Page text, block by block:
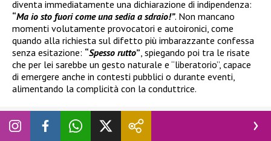
diventa immediatamente una dichiarazione di indipendenza:
“Ma io sto fuori come una sedia a sdraio!”. Non mancano
momenti volutamente provocatori e autoironici, come
quando alla richiesta sul difetto più imbarazzante confessa
senza esitazione: “Spesso rutto” , spiegando poi tra le risate
che per lei sarebbe un gesto naturale e “liberatorio”, capace
di emergere anche in contesti pubblici o durante eventi,
alimentando la complicità con la conduttrice.